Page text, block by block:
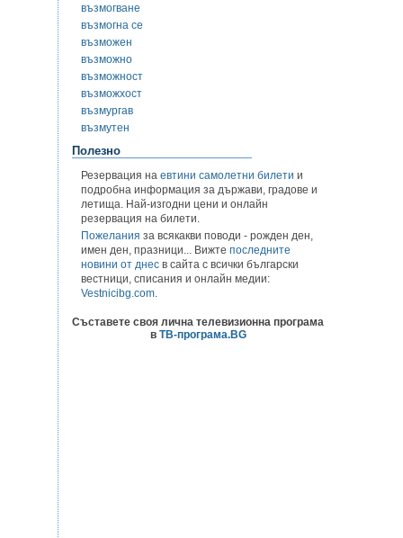
възмогване
възмогна се
възможен
възможно
възможност
възможхост
възмургав
възмутен
Полезно
Резервация на евтини самолетни билети и
подробна информация за държави, градове и
летища. Най-изгодни цени и онлайн
резервация на билети.
Пожелания за всякакви поводи - рожден ден,
имен ден, празници... Вижте последните
новини от днес в сайта с всички български
вестници, списания и онлайн медии:
Vestnicibg.com.
Съставете своя лична телевизионна програма
в ТВ-програма.BG